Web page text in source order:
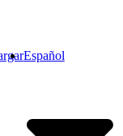
Español